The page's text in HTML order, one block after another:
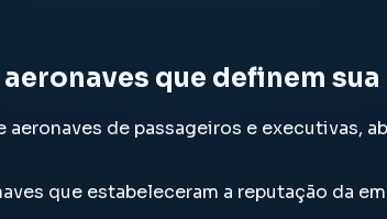
que definem
de passageiros e executivas,
que estabeleceram a reputação da